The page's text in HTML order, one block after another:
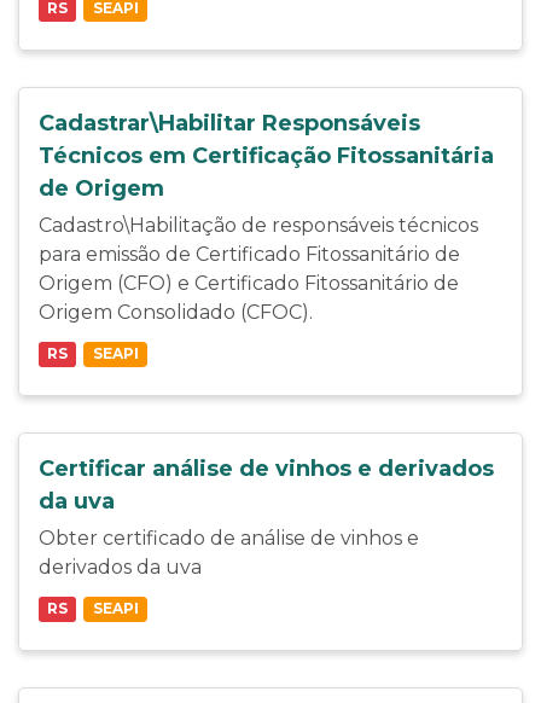
RS SEAPI
Cadastrar\Habilitar Responsáveis
Técnicos em Certificação Fitossanitária
de Origem
Cadastro\Habilitação de responsáveis técnicos
para emissão de Certificado Fitossanitário de
Origem (CFO) e Certificado Fitossanitário de
Origem Consolidado (CFOC).
RS SEAPI
Certificar análise de vinhos e derivados
da uva
Obter certificado de análise de vinhos e
derivados da uva
RS SEAPI